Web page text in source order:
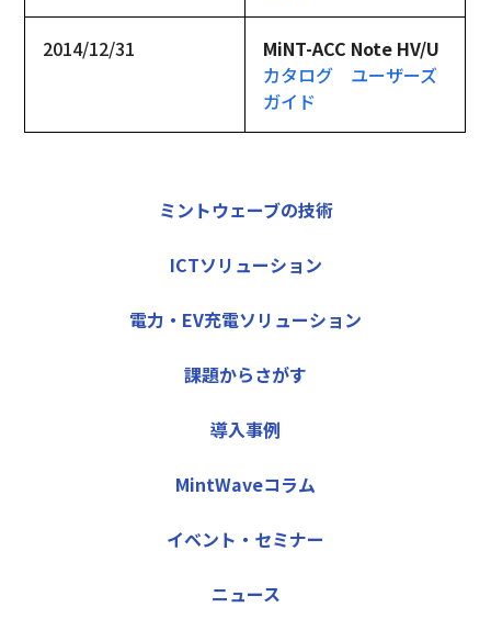
2014/12/31
MiNT-ACC Note HV/U
カタログ
ユーザーズ
ガイド
ミントウェーブの技術
ICTソリューション
電力・EV充電ソリューション
課題からさがす
導入事例
MintWaveコラム
イベント・セミナー
ニュース